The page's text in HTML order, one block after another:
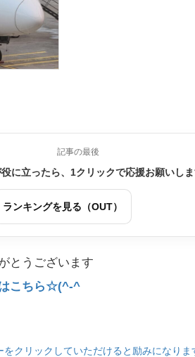
記事の最後
に立ったら、1クリックで応援お願いし
ランキングを見る（OUT）
とうございます
はこちら☆(^-^
をクリックしていただけると励みになりま